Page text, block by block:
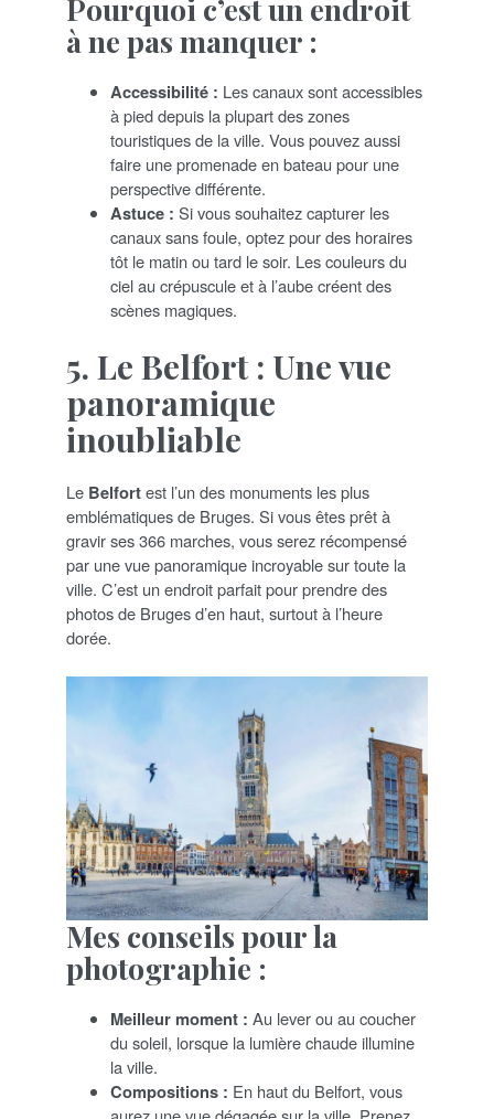
Pourquoi c’est un endroit
à ne pas manquer :
Accessibilité : Les canaux sont accessibles
à pied depuis la plupart des zones
touristiques de la ville. Vous pouvez aussi
faire une promenade en bateau pour une
perspective différente.
Astuce : Si vous souhaitez capturer les
canaux sans foule, optez pour des horaires
tôt le matin ou tard le soir. Les couleurs du
ciel au crépuscule et à l’aube créent des
scènes magiques.
5. Le Belfort : Une vue
panoramique
inoubliable
Le Belfortest l’un des monuments les plus
emblématiques de Bruges. Si vous êtes prêt à
gravir ses 366 marches, vous serez récompensé
par une vue panoramique incroyable sur toute la
ville. C’est un endroit parfait pour prendre des
photos de Bruges d’en haut, surtout à l’heure
dorée.
Mes conseils pour la
photographie :
Meilleur moment : Au lever ou au coucher
du soleil, lorsque la lumière chaude illumine
la ville.
Compositions : En haut du Belfort, vous